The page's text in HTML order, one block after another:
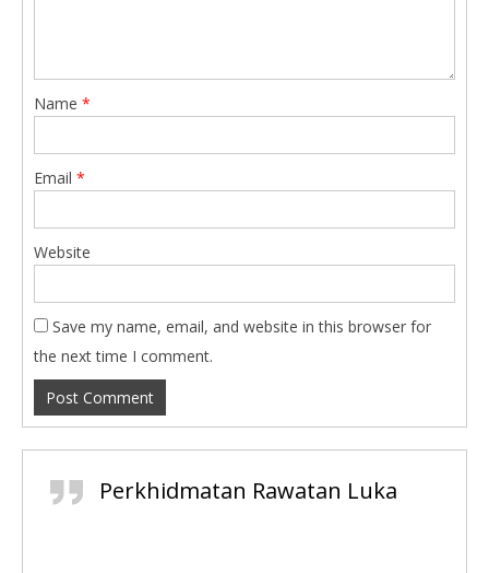
Name *
Email *
Website
Save my name, email, and website in this browser for
the next time I comment.
Perkhidmatan Rawatan Luka